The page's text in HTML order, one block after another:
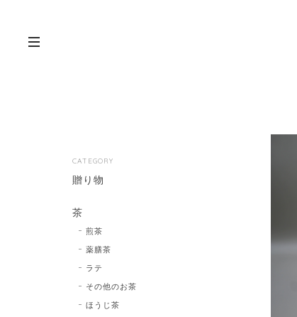
CATEGORY
贈り物
茶
煎茶
薬膳茶
ラテ
その他のお茶
ほうじ茶